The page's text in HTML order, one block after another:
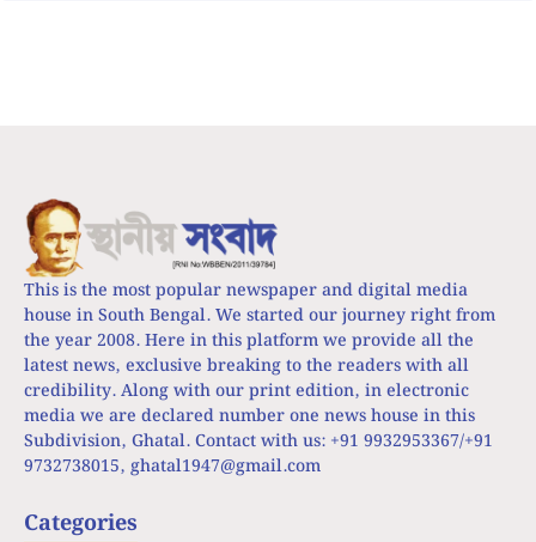
This is the most popular newspaper and digital media
house in South Bengal. We started our journey right from
the year 2008. Here in this platform we provide all the
latest news, exclusive breaking to the readers with all
credibility. Along with our print edition, in electronic
media we are declared number one news house in this
Subdivision, Ghatal. Contact with us: +91 9932953367/+91
9732738015, ghatal1947@gmail.com
Categories